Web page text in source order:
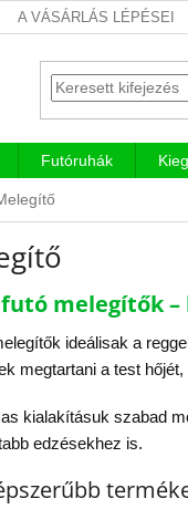
A VÁSÁRLÁS LÉPÉSEI
Futóruhák
melegítők –
ideálisak a
megtartani a test
kialakításuk szabad
edzésekhez is.